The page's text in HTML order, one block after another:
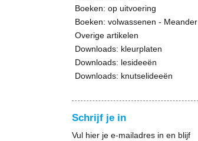
Boeken: op uitvoering
Boeken: volwassenen - Meander
Overige artikelen
Downloads: kleurplaten
Downloads: lesideeën
Downloads: knutselideeën
Schrijf je in
Vul hier je e-mailadres in en blijf